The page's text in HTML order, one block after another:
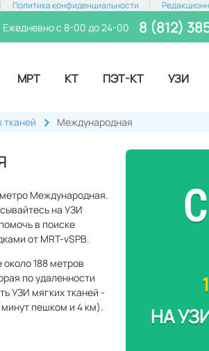
Политика конфиденциальности
Ежедневно с 8-00 до 24-00 8 (812)
МРТ КТ ПЭТ-КТ УЗИ
тканей Международная
Международная.
на УЗИ
в поиске
от MRT-vSPB.
188 метров
по удаленности
УЗИ мягких тканей -
пешком и 4 км).
НА